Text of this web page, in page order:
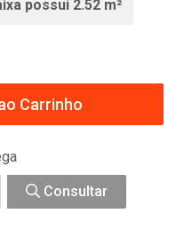
possui 2.52 m²
Carrinho
Consultar